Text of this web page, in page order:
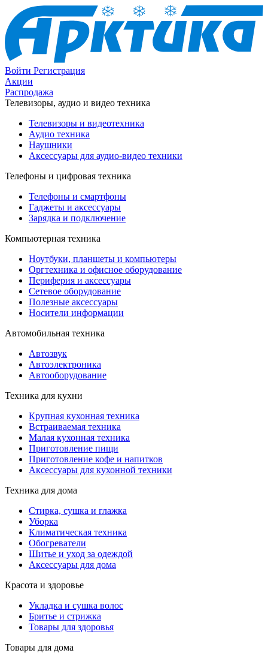
Войти Регистрация
Акции
Распродажа
Телевизоры, аудио и видео техника
Телевизоры и видеотехника
Аудио техника
Наушники
Аксессуары для аудио-видео техники
Телефоны и цифровая техника
Телефоны и смартфоны
Гаджеты и аксессуары
Зарядка и подключение
Компьютерная техника
Ноутбуки, планшеты и компьютеры
Оргтехника и офисное оборудование
Периферия и аксессуары
Cетевое оборудование
Полезные аксессуары
Носители информации
Автомобильная техника
Автозвук
Автоэлектроника
Автооборудование
Техника для кухни
Крупная кухонная техника
Встраиваемая техника
Малая кухонная техника
Приготовление пищи
Приготовление кофе и напитков
Аксессуары для кухонной техники
Техника для дома
Стирка, сушка и глажка
Уборка
Климатическая техника
Обогреватели
Шитье и уход за одеждой
Аксессуары для дома
Красота и здоровье
Укладка и сушка волос
Бритье и стрижка
Товары для здоровья
Товары для дома